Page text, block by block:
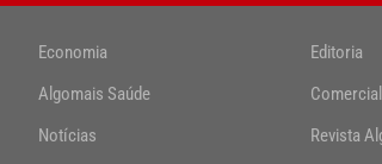
Economia
Algomais Saúde
Notícias
Editoria
Comercial
Revista